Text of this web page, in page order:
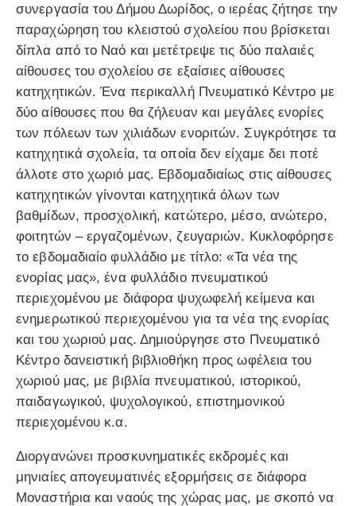
συνεργασία του Δήμου Δωρίδος, ο ιερέας ζήτησε την
παραχώρηση του κλειστού σχολείου που βρίσκεται
δίπλα από το Ναό και μετέτρεψε τις δύο παλαιές
αίθουσες του σχολείου σε εξαίσιες αίθουσες
κατηχητικών. Ένα περικαλλή Πνευματικό Κέντρο με
δύο αίθουσες που θα ζήλευαν και μεγάλες ενορίες
των πόλεων των χιλιάδων ενοριτών. Συγκρότησε τα
κατηχητικά σχολεία, τα οποία δεν είχαμε δει ποτέ
άλλοτε στο χωριό μας. Εβδομαδιαίως στις αίθουσες
κατηχητικών γίνονται κατηχητικά όλων των
βαθμίδων, προσχολική, κατώτερο, μέσο, ανώτερο,
φοιτητών – εργαζομένων, ζευγαριών. Κυκλοφόρησε
το εβδομαδιαίο φυλλάδιο με τίτλο: «Τα νέα της
ενορίας μας», ένα φυλλάδιο πνευματικού
περιεχομένου με διάφορα ψυχωφελή κείμενα και
ενημερωτικού περιεχομένου για τα νέα της ενορίας
και του χωριού μας. Δημιούργησε στο Πνευματικό
Κέντρο δανειστική βιβλιοθήκη προς ωφέλεια του
χωριού μας, με βιβλία πνευματικού, ιστορικού,
παιδαγωγικού, ψυχολογικού, επιστημονικού
περιεχομένου κ.α.
Διοργανώνει προσκυνηματικές εκδρομές και
μηνιαίες απογευματινές εξορμήσεις σε διάφορα
Μοναστήρια και ναούς της χώρας μας, με σκοπό να